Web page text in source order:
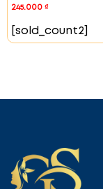
245.000₫
[sold_count2]